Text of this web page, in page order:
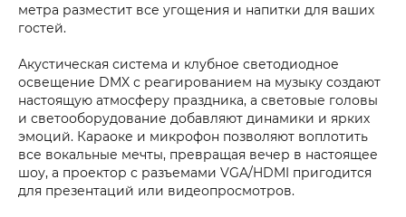
метра разместит все угощения и напитки для ваших
гостей.
Акустическая система и клубное светодиодное
освещение DMX с реагированием на музыку создают
настоящую атмосферу праздника, а световые головы
и светооборудование добавляют динамики и ярких
эмоций. Караоке и микрофон позволяют воплотить
все вокальные мечты, превращая вечер в настоящее
шоу, а проектор с разъемами VGA/HDMI пригодится
для презентаций или видеопросмотров.